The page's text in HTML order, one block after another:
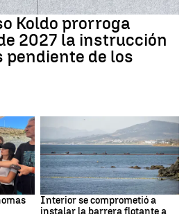
Koldo prorroga
2027 la instrucción
pendiente de los
CRISIS MIGRATORIA
Interior se comprometió a
instalar la barrera flotante a